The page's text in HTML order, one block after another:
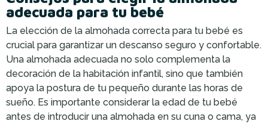
adecuada para tu bebé
La elección de la almohada correcta para tu bebé es
crucial para garantizar un descanso seguro y confortable.
Una almohada adecuada no solo complementa la
decoración de la habitación infantil, sino que también
apoya la postura de tu pequeño durante las horas de
sueño. Es importante considerar la edad de tu bebé
antes de introducir una almohada en su cuna o cama, ya